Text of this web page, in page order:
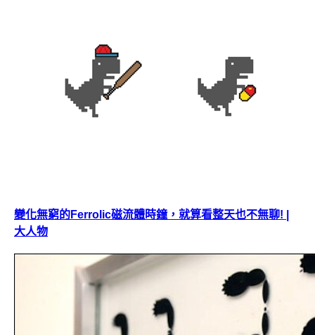
變化無窮的Ferrolic磁流體時鐘，就算看整天也不無聊! |
大人物